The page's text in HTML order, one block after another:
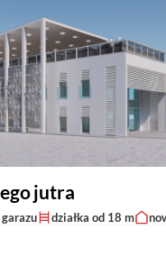
jutra
działka od 18 m